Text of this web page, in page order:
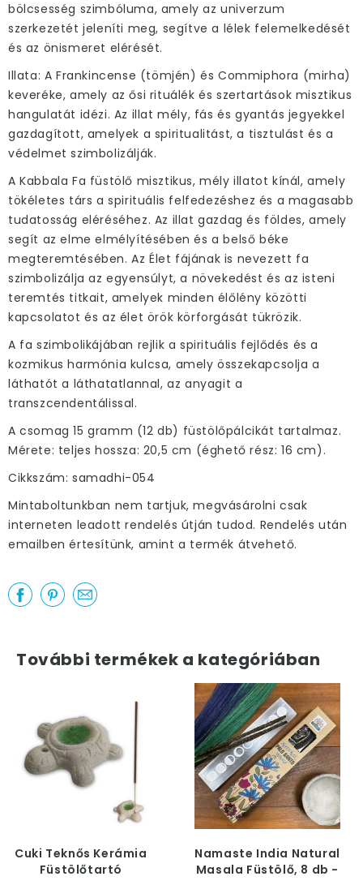
bölcsesség szimbóluma, amely az univerzum
szerkezetét jeleníti meg, segítve a lélek felemelkedését
és az önismeret elérését.
Illata: A Frankincense (tömjén) és Commiphora (mirha)
keveréke, amely az ősi rituálék és szertartások misztikus
hangulatát idézi. Az illat mély, fás és gyantás jegyekkel
gazdagított, amelyek a spiritualitást, a tisztulást és a
védelmet szimbolizálják.
A Kabbala Fa füstölő misztikus, mély illatot kínál, amely
tökéletes társ a spirituális felfedezéshez és a magasabb
tudatosság eléréséhez. Az illat gazdag és földes, amely
segít az elme elmélyítésében és a belső béke
megteremtésében. Az Élet fájának is nevezett fa
szimbolizálja az egyensúlyt, a növekedést és az isteni
teremtés titkait, amelyek minden élőlény közötti
kapcsolatot és az élet örök körforgását tükrözik.
A fa szimbolikájában rejlik a spirituális fejlődés és a
kozmikus harmónia kulcsa, amely összekapcsolja a
láthatót a láthatatlannal, az anyagit a
transzcendentálissal.
A csomag 15 gramm (12 db) füstölőpálcikát tartalmaz.
Mérete: teljes hossza: 20,5 cm (éghető rész: 16 cm).
Cikkszám: samadhi-054
Mintaboltunkban nem tartjuk, megvásárolni csak
interneten leadott rendelés útján tudod. Rendelés után
emailben értesítünk, amint a termék átvehető.
További termékek a kategóriában
Cuki Teknős Kerámia
Füstölőtartó
Namaste India Natural
Masala Füstölő, 8 db -